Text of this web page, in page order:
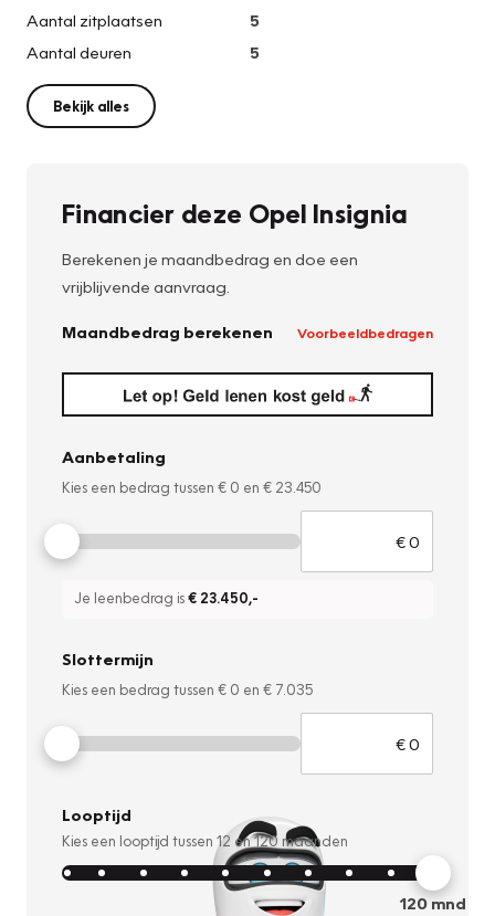
Aantal zitplaatsen
5
Aantal deuren
5
Bekijk alles
Financier deze Opel Insignia
Berekenen je maandbedrag en doe een
vrijblijvende aanvraag.
Maandbedrag berekenen Voorbeeldbedragen
Aanbetaling
Kies een bedrag tussen € 0 en € 23.450
Je leenbedrag is€ 23.450,-
Slottermijn
Kies een bedrag tussen € 0 en € 7.035
Looptijd
Kies een looptijd tussen 12 en120 maanden
120mnd